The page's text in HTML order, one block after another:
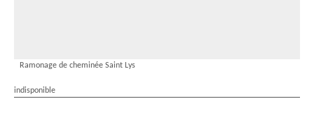
Ramonage de cheminée Saint Lys
indisponible